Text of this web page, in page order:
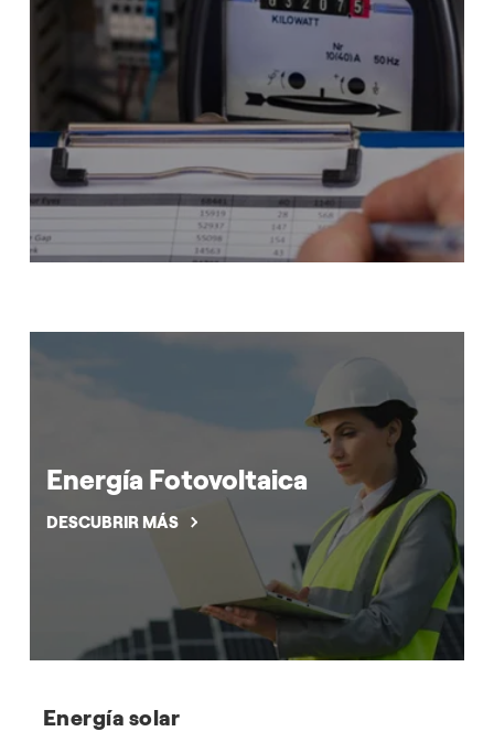
Energía Fotovoltaica
DESCUBRIR MÁS
Energía solar